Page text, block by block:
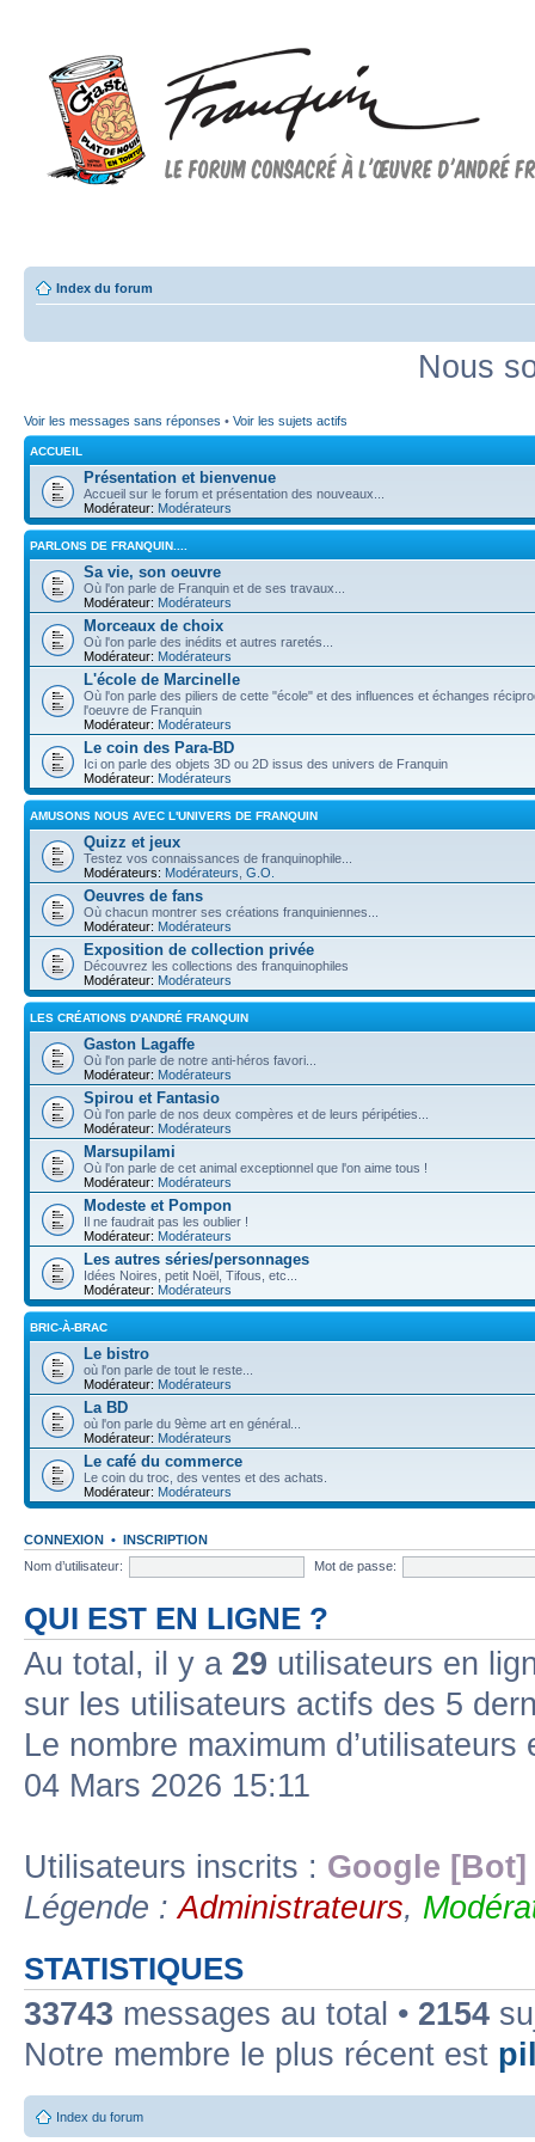
Index du forum
Nous
Voir les messages sans réponses • Voir les sujets actifs
ACCUEIL
Présentation et bienvenue
Accueil sur le forum et présentation des nouveaux...
Modérateur: Modérateurs
PARLONS DE FRANQUIN....
Sa vie, son oeuvre
Où l'on parle de Franquin et de ses travaux...
Modérateur: Modérateurs
Morceaux de choix
Où l'on parle des inédits et autres raretés...
Modérateur: Modérateurs
L'école de Marcinelle
Où l'on parle des piliers de cette "école" et des influences et échanges
l'oeuvre de Franquin
Modérateur: Modérateurs
Le coin des Para-BD
Ici on parle des objets 3D ou 2D issus des univers de Franquin
Modérateur: Modérateurs
AMUSONS NOUS AVEC L'UNIVERS DE FRANQUIN
Quizz et jeux
Testez vos connaissances de franquinophile...
Modérateurs: Modérateurs G.O.
Oeuvres de fans
Où chacun montrer ses créations franquiniennes...
Modérateur: Modérateurs
Exposition de collection privée
Découvrez les collections des franquinophiles
Modérateur: Modérateurs
LES CRÉATIONS D'ANDRÉ FRANQUIN
Gaston Lagaffe
Où l'on parle de notre anti-héros favori...
Modérateur: Modérateurs
Spirou et Fantasio
Où l'on parle de nos deux compères et de leurs péripéties...
Modérateur: Modérateurs
Marsupilami
Où l'on parle de cet animal exceptionnel que l'on aime tous !
Modérateur: Modérateurs
Modeste et Pompon
Il ne faudrait pas les oublier !
Modérateur: Modérateurs
Les autres séries/personnages
Idées Noires, petit Noël, Tifous, etc...
Modérateur: Modérateurs
BRIC-À-BRAC
Le bistro
où l'on parle de tout le reste...
Modérateur: Modérateurs
La BD
où l'on parle du 9ème art en général...
Modérateur: Modérateurs
Le café du commerce
Le coin du troc, des ventes et des achats.
Modérateur: Modérateurs
CONNEXION • INSCRIPTION
Nom d’utilisateur:
Mot de passe:
QUI EST EN LIGNE ?
Au total, il y a 29 utilisateurs en
sur les utilisateurs actifs des 5
Le nombre maximum
04 Mars 2026 15:11
Utilisateurs inscrits : Google [Bot]
Légende :Administrateurs,
STATISTIQUES
33743 messages au total • 2154
Notre membre le plus récent est
Index du forum